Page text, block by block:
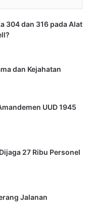
304 dan 316 pada Alat
dan Kejahatan
UUD 1945
27 Ribu Personel
Jalanan